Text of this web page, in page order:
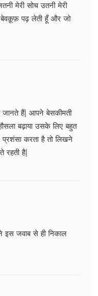
मेरी सोच उतनी मेरी
पढ़ लेती हूँ और जो
जानते हैं| आपने बेसकीमती
बढ़ाया उसके लिए बहुत
करता है तो लिखने
रहती है|
इस जवाब से ही निकाल